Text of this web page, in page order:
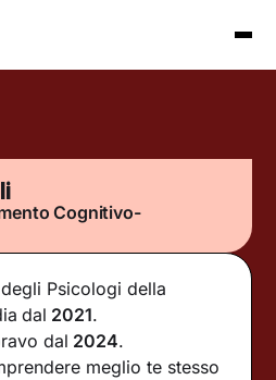
Cognitivo-
Psicologi della
dal 2021.
dal 2024.
meglio te stesso